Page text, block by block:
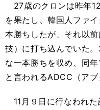
27歳のクロンは昨年
を果たし、韓国人ファ
本勝ちしたが、それ以
技）に打ち込んでいた
な一本勝ちを収め、同
と言われるADCC（アブ
11月９日に行なわれた